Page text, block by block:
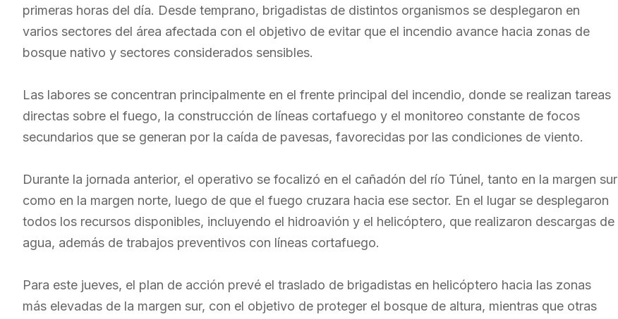
primeras horas del día. Desde temprano, brigadistas de distintos organismos se desplegaron en
varios sectores del área afectada con el objetivo de evitar que el incendio avance hacia zonas de
bosque nativo y sectores considerados sensibles.
Las labores se concentran principalmente en el frente principal del incendio, donde se realizan tareas
directas sobre el fuego, la construcción de líneas cortafuego y el monitoreo constante de focos
secundarios que se generan por la caída de pavesas, favorecidas por las condiciones de viento.
Durante la jornada anterior, el operativo se focalizó en el cañadón del río Túnel, tanto en la margen sur
como en la margen norte, luego de que el fuego cruzara hacia ese sector. En el lugar se desplegaron
todos los recursos disponibles, incluyendo el hidroavión y el helicóptero, que realizaron descargas de
agua, además de trabajos preventivos con líneas cortafuego.
Para este jueves, el plan de acción prevé el traslado de brigadistas en helicóptero hacia las zonas
más elevadas de la margen sur, con el objetivo de proteger el bosque de altura, mientras que otras